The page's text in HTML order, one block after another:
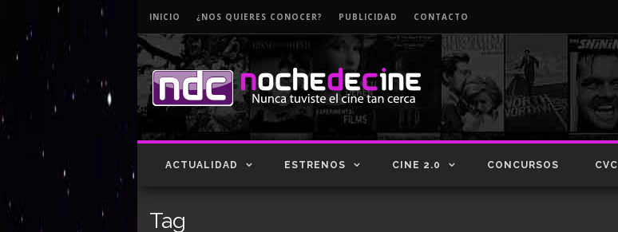
INICIO ¿NOS QUIERES CONOCER? PUBLICIDAD CONTACTO
ACTUALIDAD ESTRENOS CINE 2.0 CONCURSOS CVC
Tag